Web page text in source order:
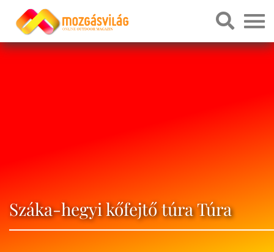
Száka-hegyi kőfejtő túra Túra